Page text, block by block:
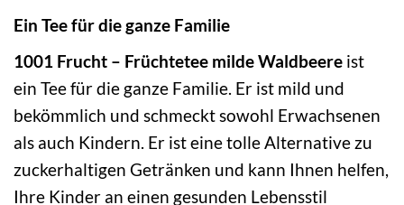
Ein Tee für die ganze Familie
1001 Frucht – Früchtetee milde Waldbeere ist
ein Tee für die ganze Familie. Er ist mild und
bekömmlich und schmeckt sowohl Erwachsenen
als auch Kindern. Er ist eine tolle Alternative zu
zuckerhaltigen Getränken und kann Ihnen helfen,
Ihre Kinder an einen gesunden Lebensstil